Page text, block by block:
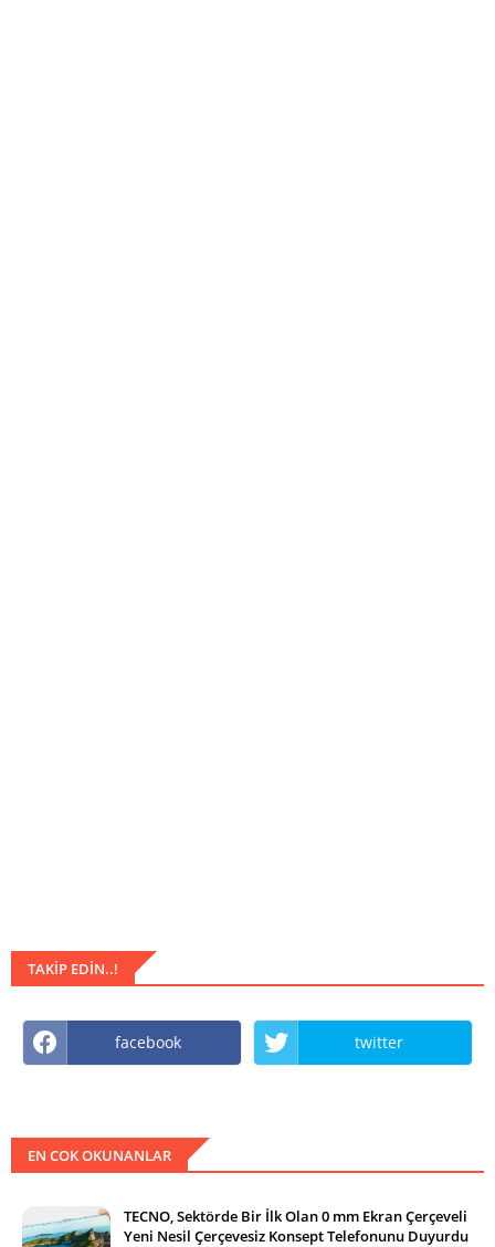
TAKIP EDIN..!
facebook twitter
EN COK OKUNANLAR
TECNO, Sektörde Bir İlk Olan 0 mm Ekran Çerçeveli
Yeni Nesil Çerçevesiz Konsept Telefonunu Duyurdu